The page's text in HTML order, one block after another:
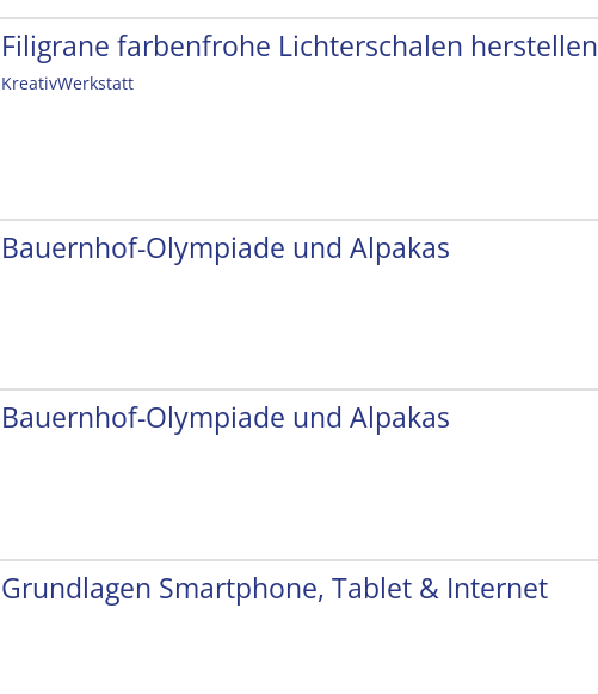
Filigrane farbenfrohe Lichterschalen herstellen
KreativWerkstatt
Bauernhof-Olympiade und Alpakas
Bauernhof-Olympiade und Alpakas
Grundlagen Smartphone, Tablet & Internet